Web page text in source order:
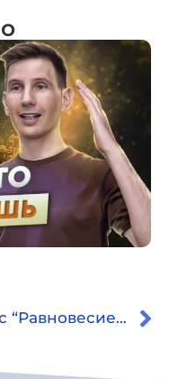
Курс “Равновесие” был для меня глотком свежего воздуха.